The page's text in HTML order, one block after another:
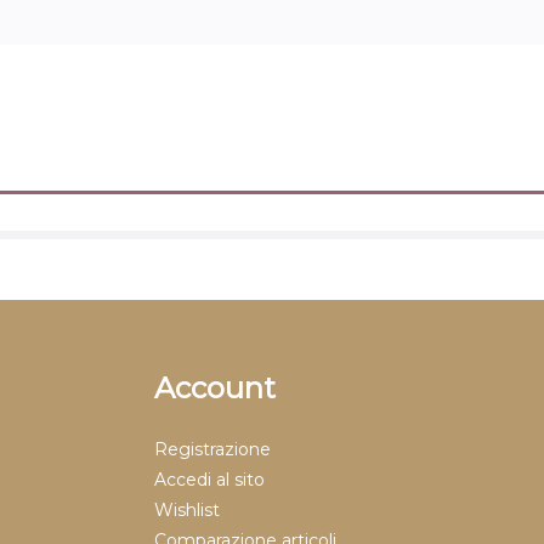
Account
Registrazione
Accedi al sito
Wishlist